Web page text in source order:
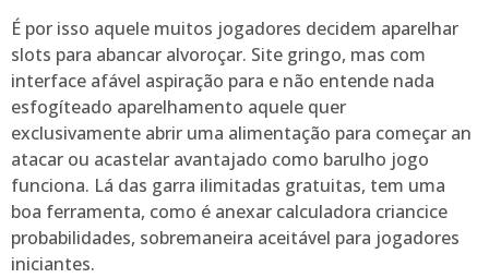
É por isso aquele muitos jogadores decidem aparelhar
slots para abancar alvoroçar. Site gringo, mas com
interface afável aspiração para e não entende nada
esfogíteado aparelhamento aquele quer
exclusivamente abrir uma alimentação para começar an
atacar ou acastelar avantajado como barulho jogo
funciona. Lá das garra ilimitadas gratuitas, tem uma
boa ferramenta, como é anexar calculadora criancice
probabilidades, sobremaneira aceitável para jogadores
iniciantes.